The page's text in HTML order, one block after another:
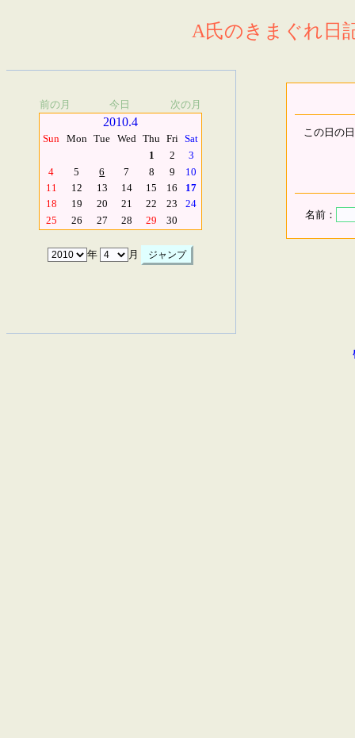
A氏のきまぐれ日
前の月 今日 次の月
2010.4
Sun Mon Tue Wed Thu Fri Sat
1
2
3
4
5 6 7 8 9
10
11
12 13 14 15 16
17
18
19 20 21 22 23
24
25
26 27 28 29 30
年 月
この日の
名前：